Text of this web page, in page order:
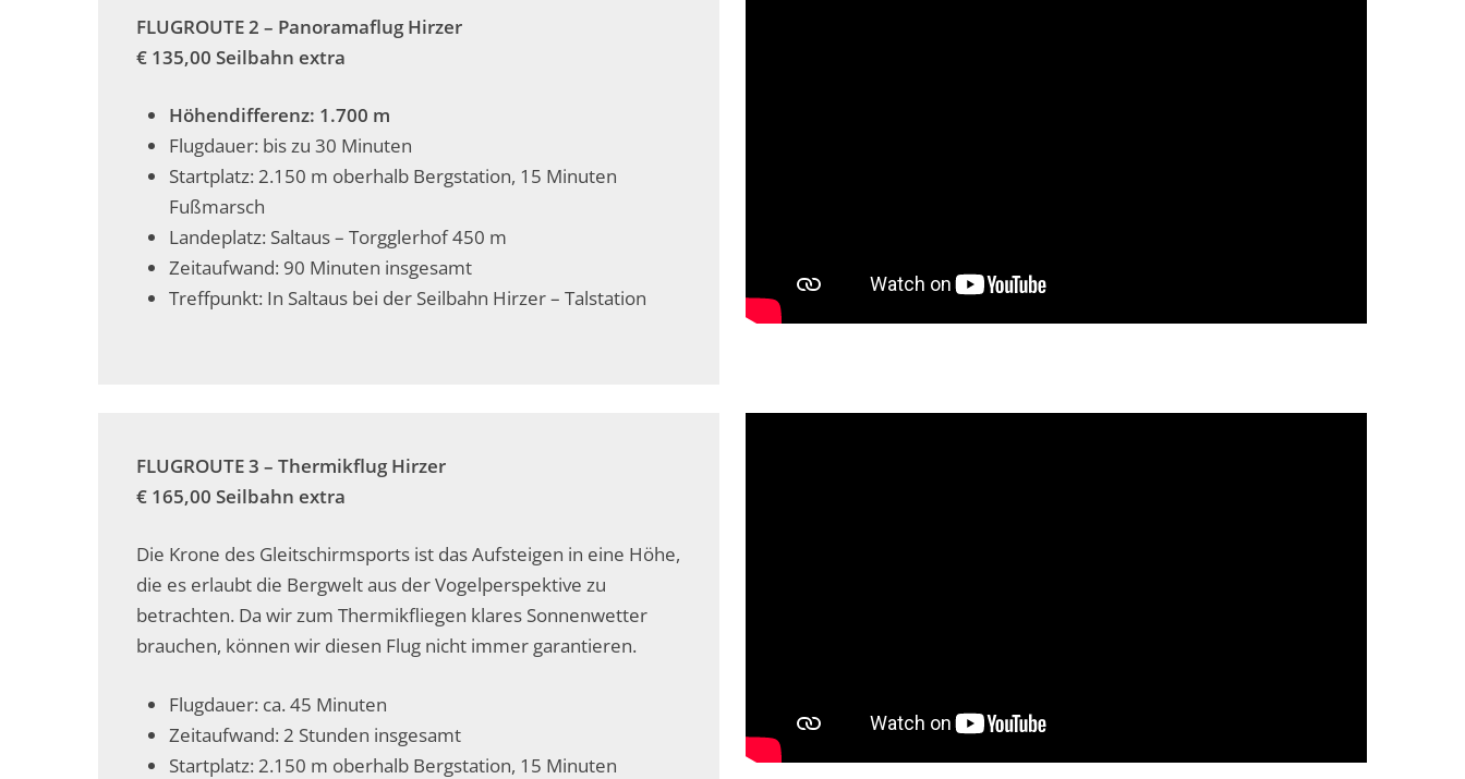
FLUGROUTE 2 – Panoramaflug Hirzer
€ 135,00 Seilbahn extra
Höhendifferenz: 1.700 m
Flugdauer: bis zu 30 Minuten
Startplatz: 2.150 m oberhalb Bergstation, 15 Minuten
Fußmarsch
Landeplatz: Saltaus – Torgglerhof 450 m
Zeitaufwand: 90 Minuten insgesamt
Treffpunkt: In Saltaus bei der Seilbahn Hirzer – Talstation
FLUGROUTE 3 –Thermikflug Hirzer
€ 165,00 Seilbahn extra
Die Krone des Gleitschirmsports ist das Aufsteigen in eine Höhe,
die es erlaubt die Bergwelt aus der Vogelperspektive zu
betrachten. Da wir zum Thermikfliegen klares Sonnenwetter
brauchen, können wir diesen Flug nicht immer garantieren.
Flugdauer: ca. 45 Minuten
Zeitaufwand: 2 Stunden insgesamt
Startplatz: 2.150 m oberhalb Bergstation, 15 Minuten